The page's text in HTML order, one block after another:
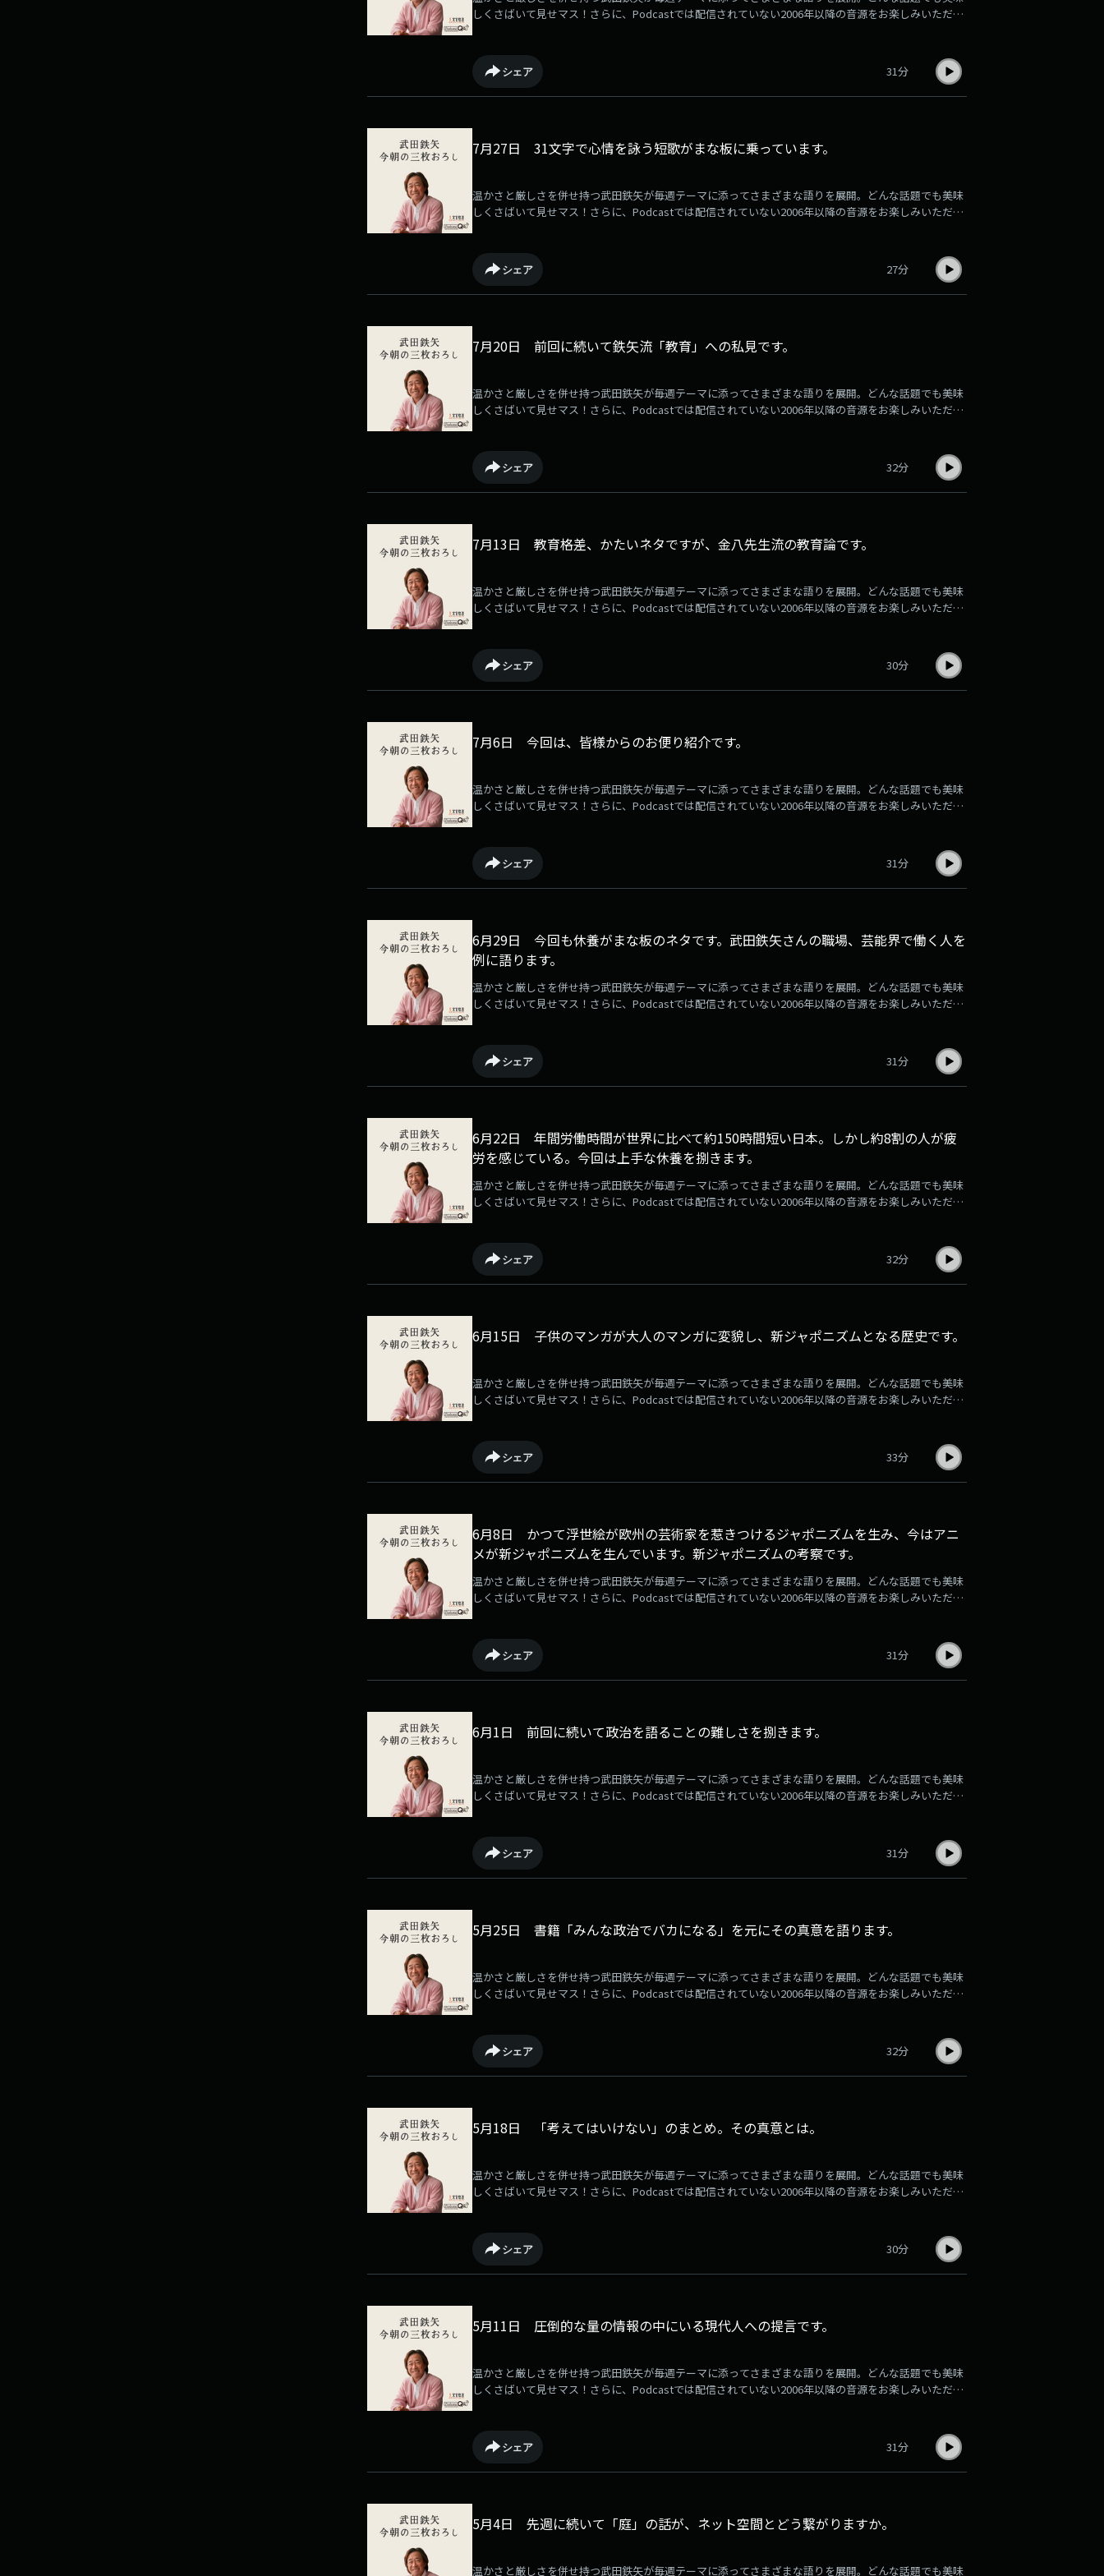
しくさばいて見せマス！さらに、Podcastでは配信されていない2006年以降の音源をお楽しみいただけ
→⁠⁠⁠⁠⁠⁠⁠⁠⁠⁠⁠⁠⁠⁠⁠⁠⁠⁠⁠⁠⁠⁠⁠⁠⁠⁠⁠⁠⁠⁠⁠https://qlover.jp/takeda⁠⁠⁠⁠⁠⁠⁠⁠⁠⁠⁠⁠⁠⁠⁠⁠⁠⁠⁠⁠⁠⁠⁠⁠⁠⁠⁠⁠⁠⁠⁠[毎週月曜更新]
シェア 31分
7月27日 31文字で心情を詠う短歌がまな板に乗っています。
温かさと厳しさを併せ持つ武田鉄矢が毎週テーマに添ってさまざまな語りを展開。どんな話題でも美味
しくさばいて見せマス！さらに、Podcastでは配信されていない2006年以降の音源をお楽しみいただけ
→⁠⁠⁠⁠⁠⁠⁠⁠⁠⁠⁠⁠⁠⁠⁠⁠⁠⁠⁠⁠⁠⁠⁠⁠⁠⁠⁠⁠⁠⁠https://qlover.jp/takeda⁠⁠⁠⁠⁠⁠⁠⁠⁠⁠⁠⁠⁠⁠⁠⁠⁠⁠⁠⁠⁠⁠⁠⁠⁠⁠⁠⁠⁠⁠[毎週月曜更新]
シェア 27分
7月20日 前回に続いて鉄矢流「教育」への私見です。
温かさと厳しさを併せ持つ武田鉄矢が毎週テーマに添ってさまざまな語りを展開。どんな話題でも美味
しくさばいて見せマス！さらに、Podcastでは配信されていない2006年以降の音源をお楽しみいただけ
→⁠⁠⁠⁠⁠⁠⁠⁠⁠⁠⁠⁠⁠⁠⁠⁠⁠⁠⁠⁠⁠⁠⁠⁠⁠⁠⁠⁠⁠https://qlover.jp/takeda⁠⁠⁠⁠⁠⁠⁠⁠⁠⁠⁠⁠⁠⁠⁠⁠⁠⁠⁠⁠⁠⁠⁠⁠⁠⁠⁠⁠⁠[毎週月曜更新]
シェア 32分
7月13日 教育格差、かたいネタですが、金八先生流の教育論です。
温かさと厳しさを併せ持つ武田鉄矢が毎週テーマに添ってさまざまな語りを展開。どんな話題でも美味
しくさばいて見せマス！さらに、Podcastでは配信されていない2006年以降の音源をお楽しみいただけ
→⁠⁠⁠⁠⁠⁠⁠⁠⁠⁠⁠⁠⁠⁠⁠⁠⁠⁠⁠⁠⁠⁠⁠⁠⁠⁠⁠⁠https://qlover.jp/takeda⁠⁠⁠⁠⁠⁠⁠⁠⁠⁠⁠⁠⁠⁠⁠⁠⁠⁠⁠⁠⁠⁠⁠⁠⁠⁠⁠⁠[毎週月曜更新]
シェア 30分
7月6日 今回は、皆様からのお便り紹介です。
温かさと厳しさを併せ持つ武田鉄矢が毎週テーマに添ってさまざまな語りを展開。どんな話題でも美味
しくさばいて見せマス！さらに、Podcastでは配信されていない2006年以降の音源をお楽しみいただけ
→⁠⁠⁠⁠⁠⁠⁠⁠⁠⁠⁠⁠⁠⁠⁠⁠⁠⁠⁠⁠⁠⁠⁠⁠⁠⁠⁠https://qlover.jp/takeda⁠⁠⁠⁠⁠⁠⁠⁠⁠⁠⁠⁠⁠⁠⁠⁠⁠⁠⁠⁠⁠⁠⁠⁠⁠⁠⁠[毎週月曜更新]
シェア 31分
6月29日 今回も休養がまな板のネタです。武田鉄矢さんの職場、芸能界で働く人を
例に語ります。
温かさと厳しさを併せ持つ武田鉄矢が毎週テーマに添ってさまざまな語りを展開。どんな話題でも美味
しくさばいて見せマス！さらに、Podcastでは配信されていない2006年以降の音源をお楽しみいただけ
→⁠⁠⁠⁠⁠⁠⁠⁠⁠⁠⁠⁠⁠⁠⁠⁠⁠⁠⁠⁠⁠⁠⁠⁠⁠⁠https://qlover.jp/takeda⁠⁠⁠⁠⁠⁠⁠⁠⁠⁠⁠⁠⁠⁠⁠⁠⁠⁠⁠⁠⁠⁠⁠⁠⁠⁠[毎週月曜更新]
シェア 31分
6月22日 年間労働時間が世界に比べて約150時間短い日本。しかし約8割の人が疲
労を感じている。今回は上手な休養を捌きます。
温かさと厳しさを併せ持つ武田鉄矢が毎週テーマに添ってさまざまな語りを展開。どんな話題でも美味
しくさばいて見せマス！さらに、Podcastでは配信されていない2006年以降の音源をお楽しみいただけ
→⁠⁠⁠⁠⁠⁠⁠⁠⁠⁠⁠⁠⁠⁠⁠⁠⁠⁠⁠⁠⁠⁠⁠⁠⁠https://qlover.jp/takeda⁠⁠⁠⁠⁠⁠⁠⁠⁠⁠⁠⁠⁠⁠⁠⁠⁠⁠⁠⁠⁠⁠⁠⁠⁠[毎週月曜更新]
シェア 32分
6月15日 子供のマンガが大人のマンガに変貌し、新ジャポニズムとなる歴史です。
温かさと厳しさを併せ持つ武田鉄矢が毎週テーマに添ってさまざまな語りを展開。どんな話題でも美味
しくさばいて見せマス！さらに、Podcastでは配信されていない2006年以降の音源をお楽しみいただけ
→⁠⁠⁠⁠⁠⁠⁠⁠⁠⁠⁠⁠⁠⁠⁠⁠⁠⁠⁠⁠⁠⁠⁠⁠https://qlover.jp/takeda⁠⁠⁠⁠⁠⁠⁠⁠⁠⁠⁠⁠⁠⁠⁠⁠⁠⁠⁠⁠⁠⁠⁠⁠[毎週月曜更新]
シェア 33分
6月8日 かつて浮世絵が欧州の芸術家を惹きつけるジャポニズムを生み、今はアニ
メが新ジャポニズムを生んでいます。新ジャポニズムの考察です。
温かさと厳しさを併せ持つ武田鉄矢が毎週テーマに添ってさまざまな語りを展開。どんな話題でも美味
しくさばいて見せマス！さらに、Podcastでは配信されていない2006年以降の音源をお楽しみいただけ
→⁠⁠⁠⁠⁠⁠⁠⁠⁠⁠⁠⁠⁠⁠⁠⁠⁠⁠⁠⁠⁠⁠⁠https://qlover.jp/takeda⁠⁠⁠⁠⁠⁠⁠⁠⁠⁠⁠⁠⁠⁠⁠⁠⁠⁠⁠⁠⁠⁠⁠[毎週月曜更新]
シェア 31分
6月1日 前回に続いて政治を語ることの難しさを捌きます。
温かさと厳しさを併せ持つ武田鉄矢が毎週テーマに添ってさまざまな語りを展開。どんな話題でも美味
しくさばいて見せマス！さらに、Podcastでは配信されていない2006年以降の音源をお楽しみいただけ
→⁠⁠⁠⁠⁠⁠⁠⁠⁠⁠⁠⁠⁠⁠⁠⁠⁠⁠⁠⁠⁠⁠https://qlover.jp/takeda⁠⁠⁠⁠⁠⁠⁠⁠⁠⁠⁠⁠⁠⁠⁠⁠⁠⁠⁠⁠⁠⁠[毎週月曜更新]
シェア 31分
5月25日 書籍「みんな政治でバカになる」を元にその真意を語ります。
温かさと厳しさを併せ持つ武田鉄矢が毎週テーマに添ってさまざまな語りを展開。どんな話題でも美味
しくさばいて見せマス！さらに、Podcastでは配信されていない2006年以降の音源をお楽しみいただけ
→⁠⁠⁠⁠⁠⁠⁠⁠⁠⁠⁠⁠⁠⁠⁠⁠⁠⁠⁠⁠⁠https://qlover.jp/takeda⁠⁠⁠⁠⁠⁠⁠⁠⁠⁠⁠⁠⁠⁠⁠⁠⁠⁠⁠⁠⁠[毎週月曜更新]
シェア 32分
5月18日 「考えてはいけない」のまとめ。その真意とは。
温かさと厳しさを併せ持つ武田鉄矢が毎週テーマに添ってさまざまな語りを展開。どんな話題でも美味
しくさばいて見せマス！さらに、Podcastでは配信されていない2006年以降の音源をお楽しみいただけ
→⁠⁠⁠⁠⁠⁠⁠⁠⁠⁠⁠⁠⁠⁠⁠⁠⁠⁠⁠⁠https://qlover.jp/takeda⁠⁠⁠⁠⁠⁠⁠⁠⁠⁠⁠⁠⁠⁠⁠⁠⁠⁠⁠⁠[毎週月曜更新]
シェア 30分
5月11日 圧倒的な量の情報の中にいる現代人への提言です。
温かさと厳しさを併せ持つ武田鉄矢が毎週テーマに添ってさまざまな語りを展開。どんな話題でも美味
しくさばいて見せマス！さらに、Podcastでは配信されていない2006年以降の音源をお楽しみいただけ
→⁠⁠⁠⁠⁠⁠⁠⁠⁠⁠⁠⁠⁠⁠⁠⁠⁠⁠⁠https://qlover.jp/takeda⁠⁠⁠⁠⁠⁠⁠⁠⁠⁠⁠⁠⁠⁠⁠⁠⁠⁠⁠[毎週月曜更新]
シェア 31分
5月4日 先週に続いて「庭」の話が、ネット空間とどう繋がりますか。
温かさと厳しさを併せ持つ武田鉄矢が毎週テーマに添ってさまざまな語りを展開。どんな話題でも美味